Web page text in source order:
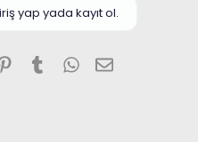
yap yada kayıt ol.
Pinterest
TumblrWhatsApp
E-posta